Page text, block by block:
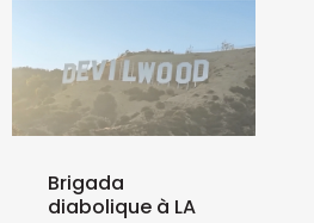
Brigada
diabolique à LA